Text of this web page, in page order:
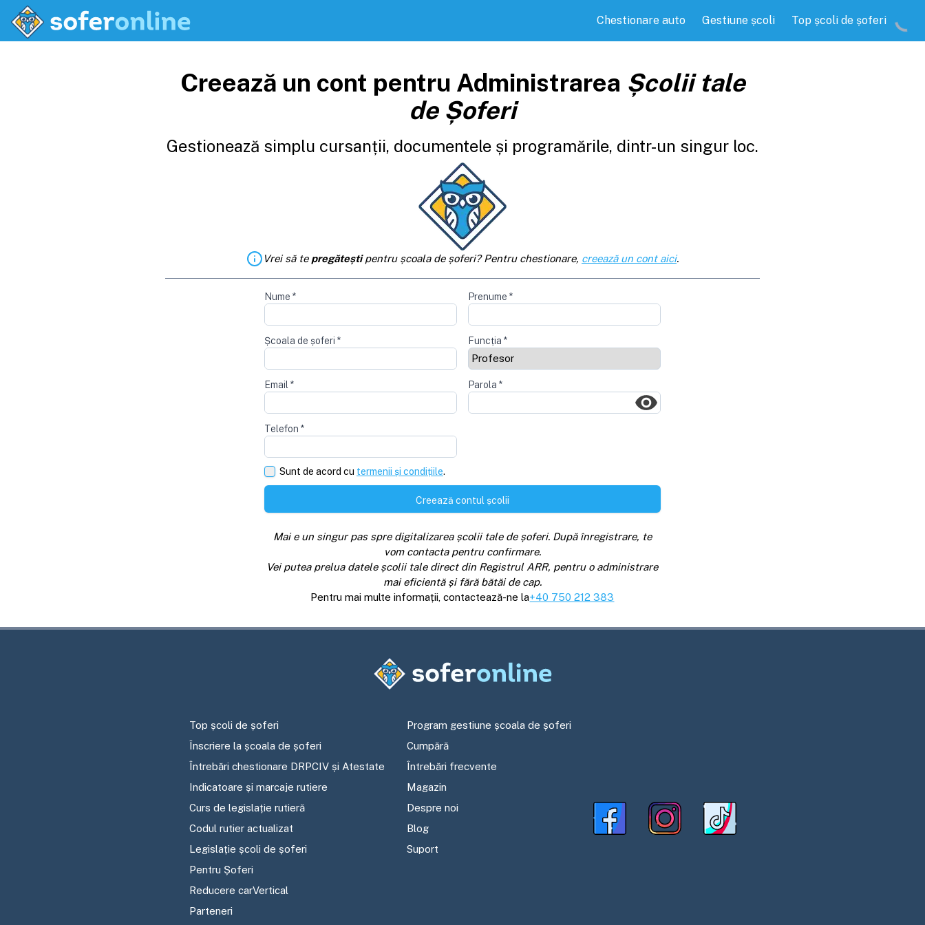
Chestionare auto Gestiune școli Top școli de șoferi
Creează un cont pentru Administrarea Școlii tale
de Șoferi
Gestionează simplu cursanții, documentele și programările, dintr-un singur loc.
Vrei să te pregăteștipentru școala de șoferi? Pentru chestionare, creează un cont aici.
Nume * Prenume *
Școala de șoferi * Funcția *
Email * Parola *
Telefon *
Sunt de acord cu termenii și condițiile.
Creează contul școlii
Mai e un singur pas spre digitalizarea școlii tale de șoferi. După înregistrare, te
vom contacta pentru confirmare.
Vei putea prelua datele școlii tale direct din Registrul ARR, pentru o administrare
mai eficientă și fără bătăi de cap.
Pentru mai multe informații, contactează-ne la+40 750 212 383
Top școli de șoferi
Înscriere la școala de șoferi
Întrebări chestionare DRPCIV și Atestate
Indicatoare și marcaje rutiere
Curs de legislație rutieră
Codul rutier actualizat
Legislație școli de șoferi
Pentru Șoferi
Reducere carVertical
Parteneri
Program gestiune școala de șoferi
Cumpără
Întrebări frecvente
Magazin
Despre noi
Blog
Suport